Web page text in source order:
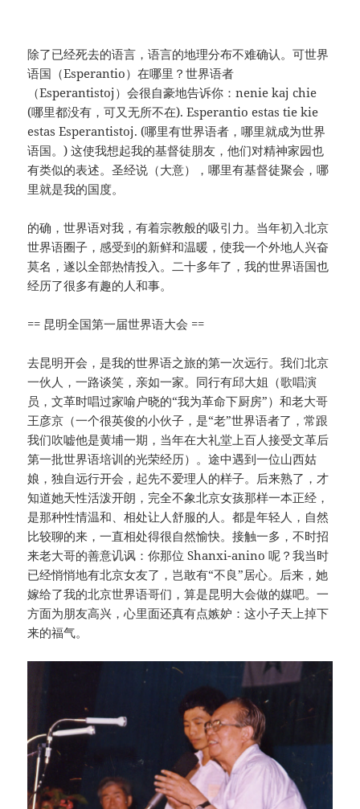
除了已经死去的语言，语言的地理分布不难确认。可世界
语国（Esperantio）在哪里？世界语者
（Esperantistoj）会很自豪地告诉你：nenie kaj chie
(哪里都没有，可又无所不在). Esperantio estas tie kie
estas Esperantistoj. (哪里有世界语者，哪里就成为世界
语国。) 这使我想起我的基督徒朋友，他们对精神家园也
有类似的表述。圣经说（大意），哪里有基督徒聚会，哪
里就是我的国度。
的确，世界语对我，有着宗教般的吸引力。当年初入北京
世界语圈子，感受到的新鲜和温暖，使我一个外地人兴奋
莫名，遂以全部热情投入。二十多年了，我的世界语国也
经历了很多有趣的人和事。
== 昆明全国第一届世界语大会 ==
去昆明开会，是我的世界语之旅的第一次远行。我们北京
一伙人，一路谈笑，亲如一家。同行有邱大姐（歌唱演
员，文革时唱过家喻户晓的“我为革命下厨房”）和老大哥
王彦京（一个很英俊的小伙子，是“老”世界语者了，常跟
我们吹嘘他是黄埔一期，当年在大礼堂上百人接受文革后
第一批世界语培训的光荣经历）。途中遇到一位山西姑
娘，独自远行开会，起先不爱理人的样子。后来熟了，才
知道她天性活泼开朗，完全不象北京女孩那样一本正经，
是那种性情温和、相处让人舒服的人。都是年轻人，自然
比较聊的来，一直相处得很自然愉快。接触一多，不时招
来老大哥的善意讥讽：你那位 Shanxi-anino 呢？我当时
已经悄悄地有北京女友了，岂敢有“不良”居心。后来，她
嫁给了我的北京世界语哥们，算是昆明大会做的媒吧。一
方面为朋友高兴，心里面还真有点嫉妒：这小子天上掉下
来的福气。